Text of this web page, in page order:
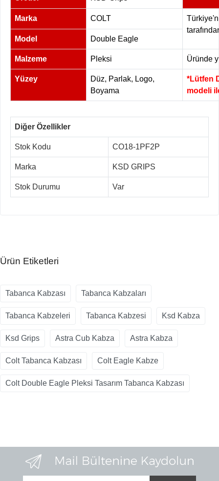
Marka COLT
Model
Double Eagle
Malzeme Pleksi Üründe
Yüzey
Düz, Parlak, Logo,
Boyama
*Lütfen
modeli
Diğer Özellikler
Stok Kodu CO18-1PF2P
Marka KSD GRIPS
Stok Durumu Var
Ürün Etiketleri
Tabanca Kabzası Tabanca Kabzaları
Tabanca Kabzeleri Tabanca Kabzesi Ksd Kabza
Ksd Grips Astra Cub Kabza Astra Kabza
Colt Tabanca Kabzası Colt Eagle Kabze
Colt Double Eagle Pleksi Tasarım Tabanca Kabzası